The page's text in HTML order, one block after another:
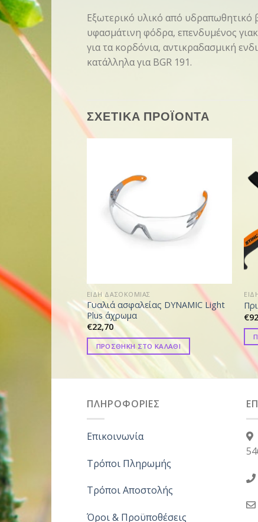
Εξωτερικό υλικό από
υφασμάτινη φόδρα, επενδυμένος
για τα κορδόνια, αντικραδασμική
κατάλληλα για BGR 191.
ΣΧΕΤΙΚΑ ΠΡΟΪΟΝΤΑ
ΕΙΔΗ ΔΑΣΟΚΟΜΙΑΣ
Γυαλιά ασφαλείας DYNAMIC Light
Plus άχρωμα
€22,70
ΠΡΟΣΘΗΚΗ ΣΤΟ ΚΑΛΑΘΙ
€
ΠΛΗΡΟΦΟΡΙΕΣ
Επικοινωνία
Τρόποι Πληρωμής
Τρόποι Αποστολής
Όροι & Προϋποθέσεις